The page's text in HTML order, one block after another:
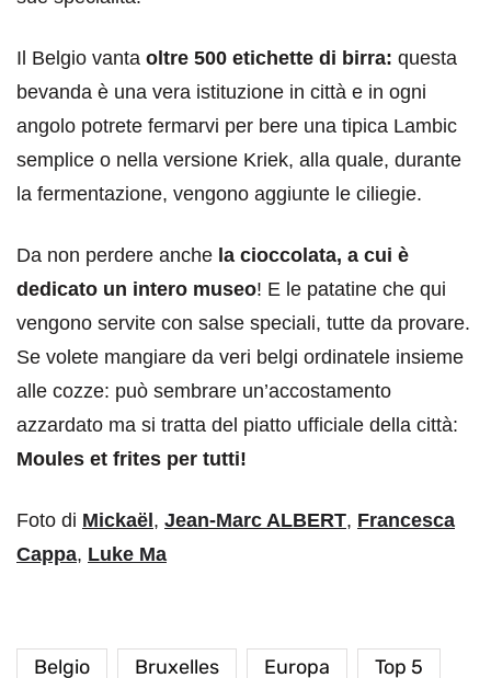
Il Belgio vanta oltre 500 etichette di birra: questa
bevanda è una vera istituzione in città e in ogni
angolo potrete fermarvi per bere una tipica Lambic
semplice o nella versione Kriek, alla quale, durante
la fermentazione, vengono aggiunte le ciliegie.
Da non perdere anche la cioccolata, a cui è
dedicato un intero museo! E le patatine che qui
vengono servite con salse speciali, tutte da provare.
Se volete mangiare da veri belgi ordinatele insieme
alle cozze: può sembrare un’accostamento
azzardato ma si tratta del piatto ufficiale della città:
Moules et frites per tutti!
Foto di Mickaël, Jean-Marc ALBERT, Francesca
Cappa, Luke Ma
Belgio Bruxelles Europa Top 5